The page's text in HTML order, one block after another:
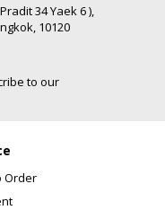
34 Yaek 6 ),
10120
to our
Order